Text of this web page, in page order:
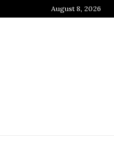
August 8, 2026
জাপানি আধ্যাত্মিকতার ছোঁয়া